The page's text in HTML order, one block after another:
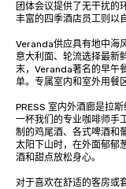
团体会议提供了无干扰的
丰富的四季酒店员工则以
Veranda供应具有地中海
意大利面、轮流选择最新
末，Veranda著名的早午
单。专属室内和室外用餐
PRESS 室内外酒廊是拉
一杯我们的专业咖啡师手
制的鸡尾酒、各式啤酒和
太阳下山时，在外面郁郁
酒和甜点放松身心。
对于喜欢在舒适的客房或